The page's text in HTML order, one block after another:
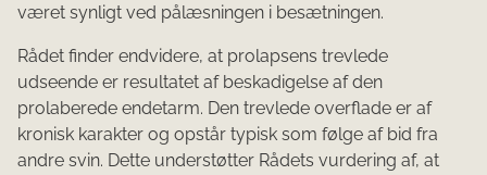
været synligt ved pålæsningen i besætningen.
Rådet finder endvidere, at prolapsens trevlede
udseende er resultatet af beskadigelse af den
prolaberede endetarm. Den trevlede overflade er af
kronisk karakter og opstår typisk som følge af bid fra
andre svin. Dette understøtter Rådets vurdering af, at